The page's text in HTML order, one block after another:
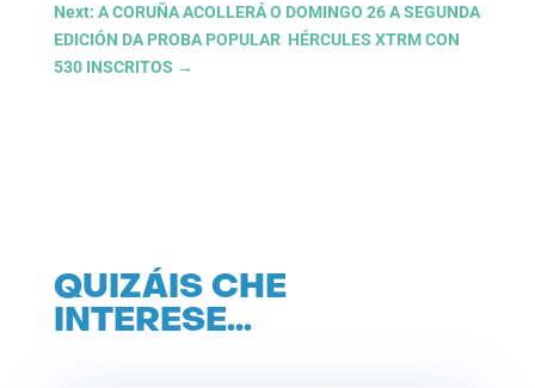
Next: A CORUÑA ACOLLERÁ O DOMINGO 26 A SEGUNDA
EDICIÓN DA PROBA POPULAR HÉRCULES XTRM CON
530 INSCRITOS →
QUIZÁIS CHE
INTERESE…